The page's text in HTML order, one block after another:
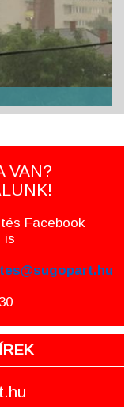
VAN?
Facebook
is